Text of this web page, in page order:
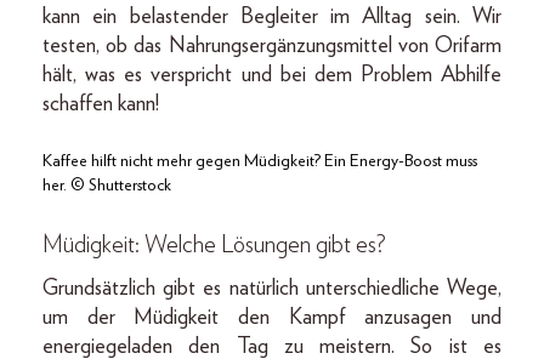
kann ein belastender Begleiter im Alltag sein. Wir
testen, ob das Nahrungsergänzungsmittel von Orifarm
hält, was es verspricht und bei dem Problem Abhilfe
schaffen kann!
Kaffee hilft nicht mehr gegen Müdigkeit? Ein Energy-Boost muss
her. © Shutterstock
Müdigkeit: Welche Lösungen gibt es?
Grundsätzlich gibt es natürlich unterschiedliche Wege,
um der Müdigkeit den Kampf anzusagen und
energiegeladen den Tag zu meistern. So ist es